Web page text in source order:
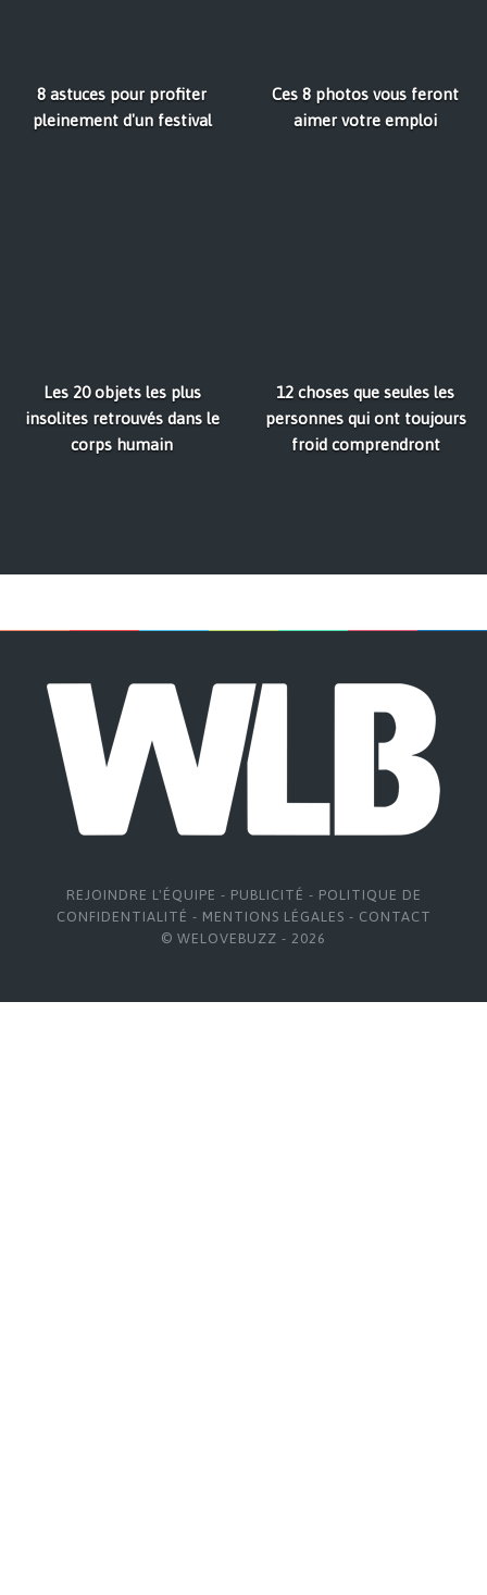
8 astuces pour profiter
pleinement d'un festival
Ces 8 photos vous feront
aimer votre emploi
Les 20 objets les plus
insolites retrouvés dans le
corps humain
12 choses que seules les
personnes qui ont toujours
froid comprendront
REJOINDRE L'ÉQUIPE - PUBLICITÉ - POLITIQUE DE
CONFIDENTIALITÉ - MENTIONS LÉGALES - CONTACT
© WELOVEBUZZ - 2026